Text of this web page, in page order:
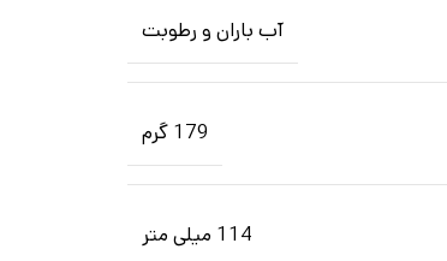
آب باران و رطوبت
179 گرم
114 میلی متر